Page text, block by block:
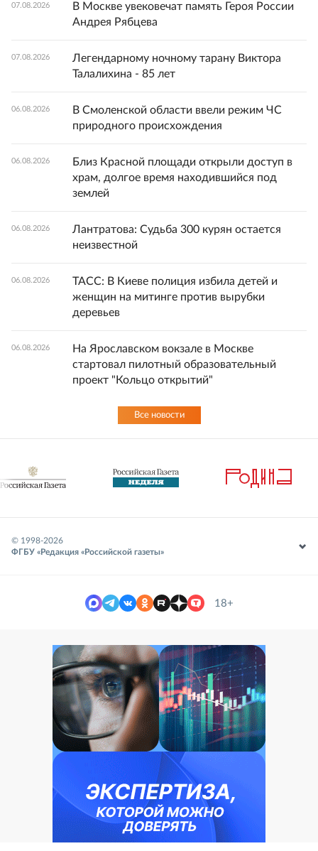
07.08.2026
В Москве увековечат память Героя России
Андрея Рябцева
07.08.2026
Легендарному ночному тарану Виктора
Талалихина - 85 лет
06.08.2026
В Смоленской области ввели режим ЧС
природного происхождения
06.08.2026
Близ Красной площади открыли доступ в
храм, долгое время находившийся под
землей
06.08.2026
Лантратова: Судьба 300 курян остается
неизвестной
06.08.2026
ТАСС: В Киеве полиция избила детей и
женщин на митинге против вырубки
деревьев
06.08.2026
На Ярославском вокзале в Москве
стартовал пилотный образовательный
проект "Кольцо открытий"
Все новости
© 1998-2026
ФГБУ «Редакция «Российской газеты»
18+